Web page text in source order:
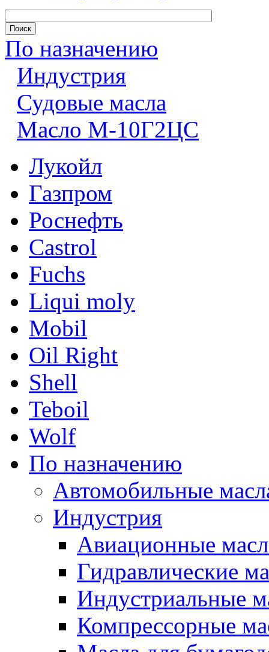
По назначению
Индустрия
Судовые масла
Масло М-10Г2ЦС
Лукойл
Газпром
Роснефть
Castrol
Fuchs
Liqui moly
Mobil
Oil Right
Shell
Teboil
Wolf
По назначению
Автомобильные
Индустрия
Авиационные
Гидравлические
Индустриальные
Компрессорные